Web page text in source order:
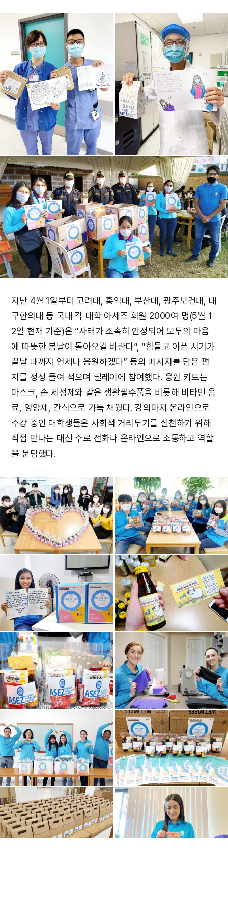
지난 4월 1일부터 고려대, 홍익대, 부산대, 광주보건대, 대
구한의대 등 국내 각 대학 아세즈 회원 2000여 명(5월 1
2일 현재 기준)은 “사태가 조속히 안정되어 모두의 마음
에 따뜻한 봄날이 돌아오길 바란다”, “힘들고 아픈 시기가
끝날 때까지 언제나 응원하겠다” 등의 메시지를 담은 편
지를 정성 들여 적으며 릴레이에 참여했다. 응원 키트는
마스크, 손 세정제와 같은 생활필수품을 비롯해 비타민 음
료, 영양제, 간식으로 가득 채웠다. 강의마저 온라인으로
수강 중인 대학생들은 사회적 거리두기를 실천하기 위해
직접 만나는 대신 주로 전화나 온라인으로 소통하고 역할
을 분담했다.